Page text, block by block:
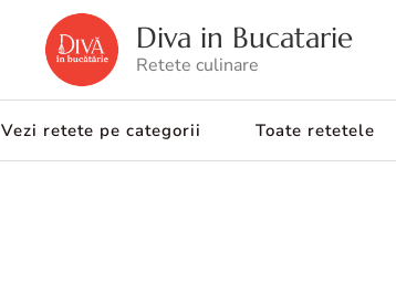
Diva in Bucatarie
Retete culinare
Vezi retete pe categorii Toate retetele